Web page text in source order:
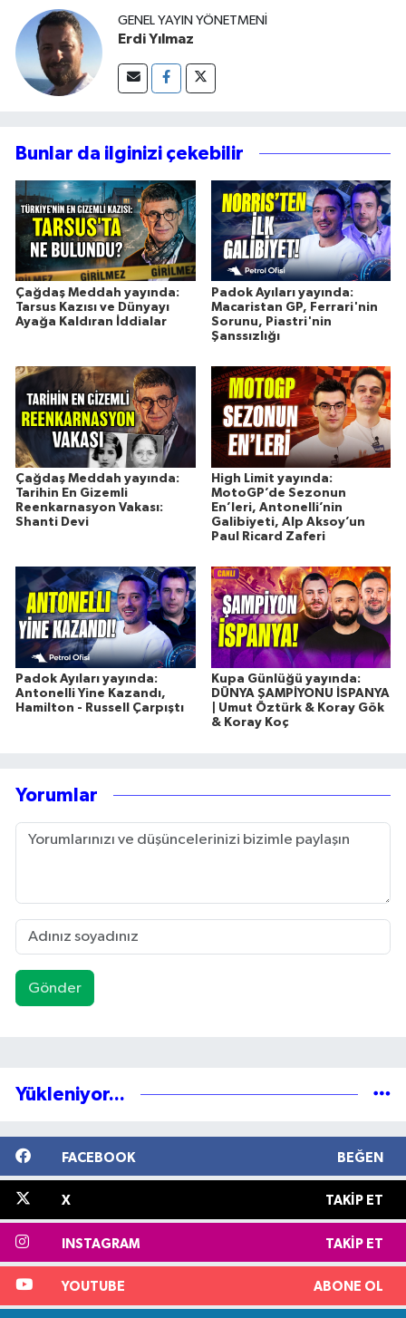
GENEL YAYIN YÖNETMENI
Erdi Yılmaz
Bunlar da ilginizi çekebilir
Çağdaş Meddah yayında:
Tarsus Kazısı ve Dünyayı
Ayağa Kaldıran İddialar
Padok Ayıları yayında:
Macaristan GP, Ferrari'nin
Sorunu, Piastri'nin
Şanssızlığı
Çağdaş Meddah yayında:
Tarihin En Gizemli
Reenkarnasyon Vakası:
Shanti Devi
High Limit yayında:
MotoGP’de Sezonun
En’leri, Antonelli’nin
Galibiyeti, Alp Aksoy’un
Paul Ricard Zaferi
Padok Ayıları yayında:
Antonelli Yine Kazandı,
Hamilton - Russell Çarpıştı
Kupa Günlüğü yayında:
DÜNYA ŞAMPİYONU İSPANYA
| Umut Öztürk & Koray Gök
& Koray Koç
Yorumlar
Gönder
Yükleniyor...
FACEBOOK BEĞEN
X TAKIP ET
INSTAGRAM TAKIP ET
YOUTUBE ABONE OL